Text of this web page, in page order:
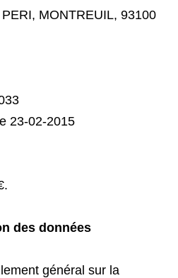
MONTREUIL, 93100
23-02-2015
des données
général sur la